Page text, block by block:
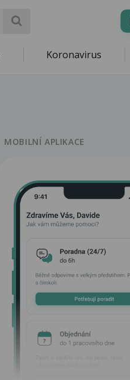
Koronavirus
MOBILNÍ APLIKACE